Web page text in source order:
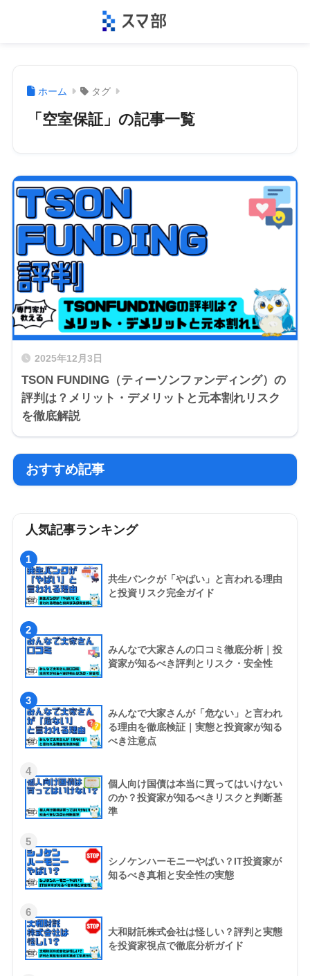
ホーム タグ
「空室保証」の記事一覧
2025年12月3日
TSON FUNDING（ティーソンファンディング）の
評判は？メリット・デメリットと元本割れリスク
を徹底解説
おすすめ記事
人気記事ランキング
1
共生バンクが「やばい」と言われる理由
と投資リスク完全ガイド
2
みんなで大家さんの口コミ徹底分析｜投
資家が知るべき評判とリスク・安全性
3
みんなで大家さんが「危ない」と言われ
る理由を徹底検証｜実態と投資家が知る
べき注意点
4
個人向け国債は本当に買ってはいけない
のか？投資家が知るべきリスクと判断基
準
5
シノケンハーモニーやばい？IT投資家が
知るべき真相と安全性の実態
6
大和財託株式会社は怪しい？評判と実態
を投資家視点で徹底分析ガイド